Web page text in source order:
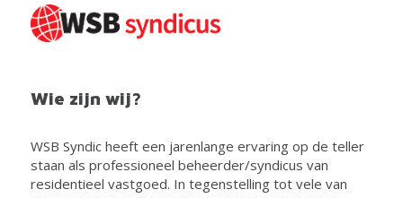
Wie zijn wij?
WSB Syndic heeft een jarenlange ervaring op de teller
staan als professioneel beheerder/syndicus van
residentieel vastgoed. In tegenstelling tot vele van